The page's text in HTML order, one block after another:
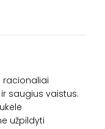
racionaliai
saugius vaistus.
užpildyti